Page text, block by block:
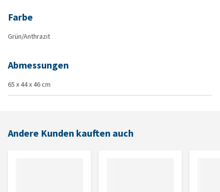
Farbe
Grün/Anthrazit
Abmessungen
65 x 44 x 46 cm
Andere Kunden kauften auch